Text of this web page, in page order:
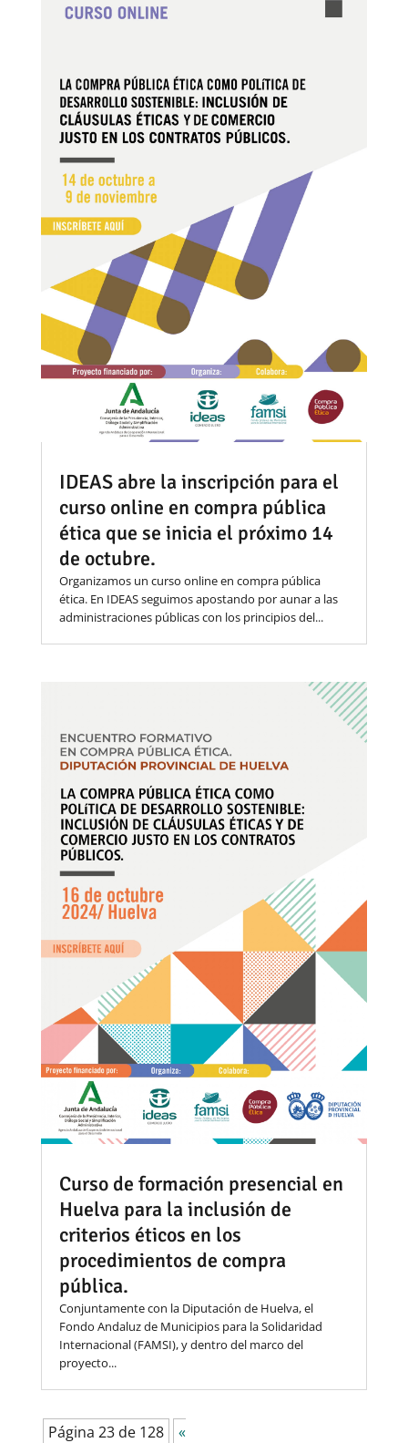
IDEAS abre la inscripción para el
curso online en compra pública
ética que se inicia el próximo 14
de octubre.
Organizamos un curso online en compra pública
ética. En IDEAS seguimos apostando por aunar a las
administraciones públicas con los principios del...
Curso de formación presencial en
Huelva para la inclusión de
criterios éticos en los
procedimientos de compra
pública.
Conjuntamente con la Diputación de Huelva, el
Fondo Andaluz de Municipios para la Solidaridad
Internacional (FAMSI), y dentro del marco del
proyecto...
Página 23 de 128
«